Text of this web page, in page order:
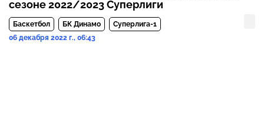
сезоне 2022/2023 Суперлиги
Баскетбол БК Динамо
Суперлига-1
06 декабря 2022 г., 06:43